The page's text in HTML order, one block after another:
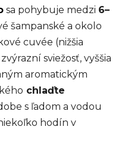
sa pohybuje medzi 6–
šampanské a okolo
cuvée (nižšia
sviežosť, vyššia
aromatickým
chlaďte
s ľadom a vodou
hodín v